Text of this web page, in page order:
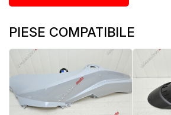
PIESE COMPATIBILE